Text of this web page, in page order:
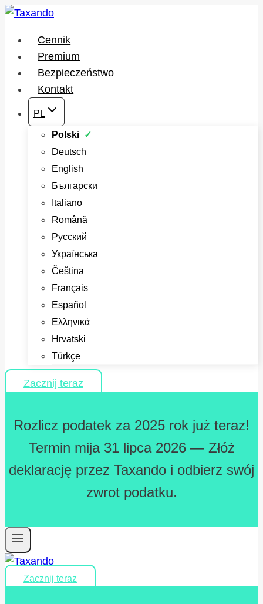
Przejdź
treści
Cennik
Premium
Bezpieczeństwo
Kontakt
PL
Polski
Deutsch
English
Български
Italiano
Română
Русский
Українська
Čeština
Français
Español
Ελληνικά
Hrvatski
Türkçe
Zacznij teraz
Rozlicz podatek za 2025 rok już teraz!
Termin mija 31 lipca 2026 — Złóż
deklarację przez Taxando i odbierz swój
zwrot podatku.
Zacznij teraz